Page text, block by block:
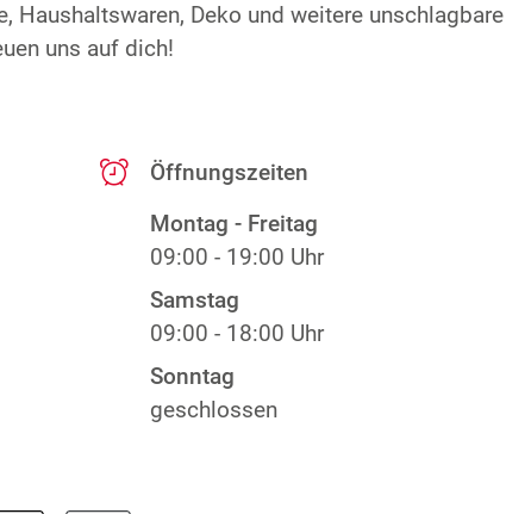
Haushaltswaren, Deko und weitere unschlagbare
uns auf dich!
Öffnungszeiten
Montag - Freitag
09:00 - 19:00 Uhr
Samstag
09:00 - 18:00 Uhr
Sonntag
geschlossen